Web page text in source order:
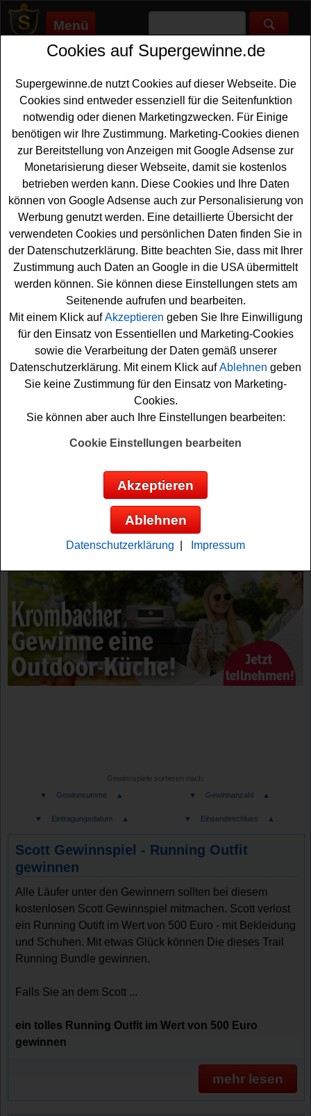
Menü
Supergewinne.de>Gewinnspiele>Outfit
Outfit gewinnen - Outfit Gewinnspiel
Aktuelle Outfit Gewinnspiele bei Supergewinne.de ✅ Jetzt
kostenlos mitmachen und mit etwas Glück ein Outfit
gewinnen. ✅
Tolle Mode und Outfit gewinnen können Sie bei diesen
kostenlosen Gewinnspiele. Coole Accessoires undMode
warten auf glückliche Gewinner. Hosen oder Kleider,
Hemden oder Shirts und tolle Jacken warten darauf,
tollen Outfit Gewinnspiel sind, sollte sich diese
Aktuelle Outfit Gewinnspiele
Gewinnspiele sortieren nach:
▼
Gewinnsumme ▲ ▼ Gewinnanzahl ▲
▼ Eintragungsdatum ▲ ▼ Einsendeschluss ▲
Scott Gewinnspiel - Running Outfit
gewinnen
Alle Läufer unter den Gewinnern sollten bei diesem
kostenlosen Scott Gewinnspiel mitmachen. Scott verlost
ein Running Outift im Wert von 500 Euro - mit Bekleidung
und Schuhen. Mit etwas Glück können Die dieses Trail
Running Bundle gewinnen.
Falls Sie an dem Scott ...
ein tolles Running Outfit im Wert von 500 Euro
gewinnen
mehr lesen
Cookies auf Supergewinne.de
Supergewinne.de nutzt Cookies auf dieser Webseite. Die
Cookies sind entweder essenziell für die Seitenfunktion
notwendig oder dienen Marketingzwecken. Für Einige
benötigen wir Ihre Zustimmung. Marketing-Cookies dienen
zur Bereitstellung von Anzeigen mit Google Adsense zur
Monetarisierung dieser Webseite, damit sie kostenlos
betrieben werden kann. Diese Cookies und Ihre Daten
können von Google Adsense auch zur Personalisierung von
Werbung genutzt werden. Eine detaillierte Übersicht der
verwendeten Cookies und persönlichen Daten finden Sie in
der Datenschutzerklärung. Bitte beachten Sie, dass mit Ihrer
Zustimmung auch Daten an Google in die USA übermittelt
werden können. Sie können diese Einstellungen stets am
Seitenende aufrufen und bearbeiten.
Mit einem Klick aufAkzeptieren geben Sie Ihre Einwilligung
für den Einsatz von Essentiellen und Marketing-Cookies
sowie die Verarbeitung der Daten gemäß unserer
Datenschutzerklärung. Mit einem Klick aufAblehnen geben
Sie keine Zustimmung für den Einsatz von Marketing-
Cookies.
Sie können aber auch Ihre Einstellungen bearbeiten:
Cookie Einstellungen bearbeiten
Akzeptieren
Ablehnen
Datenschutzerklärung Impressum